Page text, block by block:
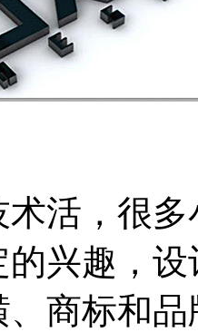
活，很
的兴趣，
商标和